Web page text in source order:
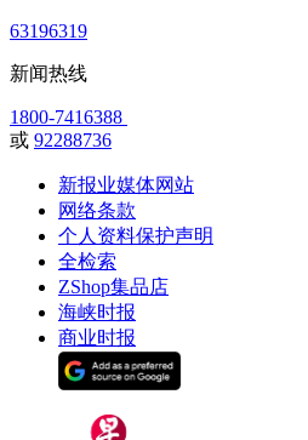
63196319
新闻热线
1800-7416388
或 92288736
新报业媒体网站
网络条款
个人资料保护声明
全检索
ZShop集品店
海峡时报
商业时报